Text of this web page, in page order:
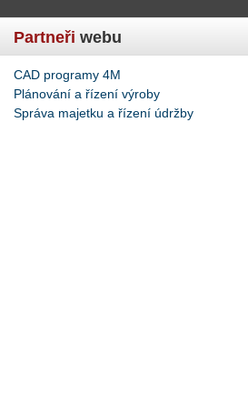
Partneři webu
CAD programy 4M
Plánování a řízení výroby
Správa majetku a řízení údržby